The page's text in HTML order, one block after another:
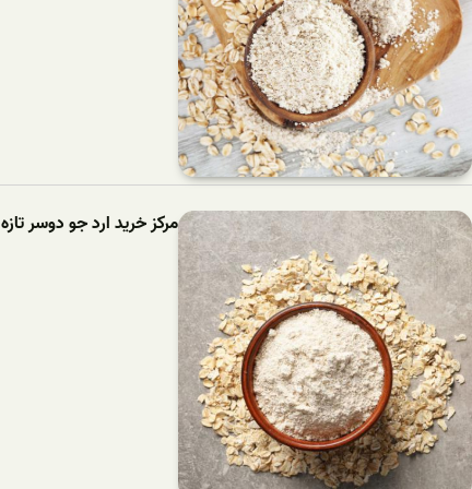
مرکز خرید ارد جو دوسر تازه